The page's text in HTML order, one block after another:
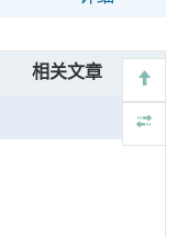
相关文章